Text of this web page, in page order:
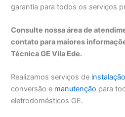
garantia para todos os serviços
Consulte nossa área de
contato para maiores
Técnica GE Vila Ede.
Realizamos serviços de instalação
conversão e manutenção para
eletrodomésticos GE.